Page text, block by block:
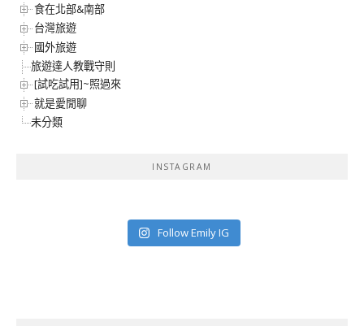
食在北部&南部
台灣旅遊
國外旅遊
旅遊達人教戰守則
[試吃試用]~照過來
就是愛閒聊
未分類
INSTAGRAM
Follow Emily IG